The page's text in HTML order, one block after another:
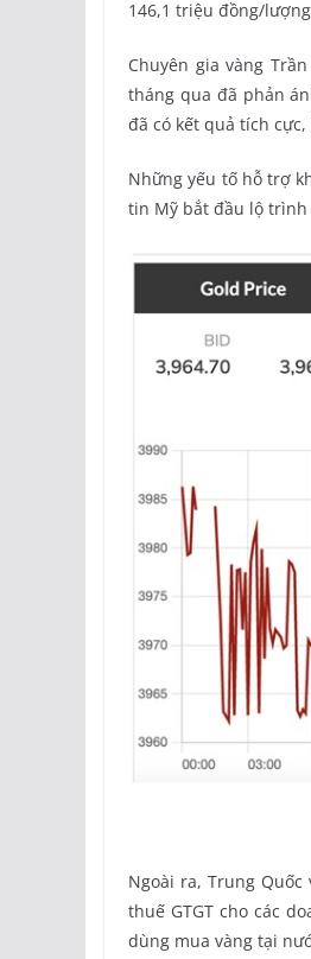
146,1 triệu đồng/
Chuyên gia vàng
tháng qua đã phản
đã có kết quả tích
Những yếu tố hỗ trợ
tin Mỹ bắt đầu lộ
Ngoài ra, Trung
thuế GTGT cho các
dùng mua vàng tại